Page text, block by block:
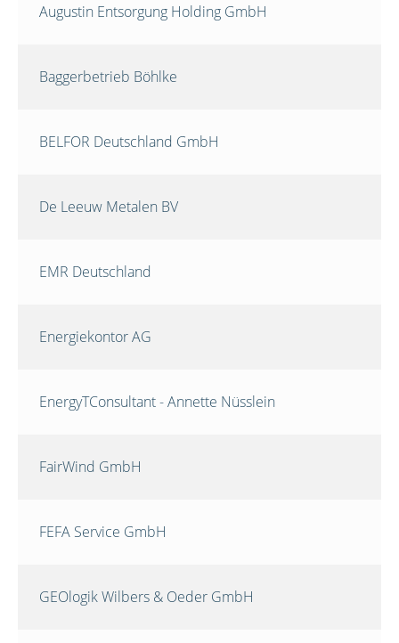
Augustin Entsorgung Holding GmbH
Baggerbetrieb Böhlke
BELFOR Deutschland GmbH
De Leeuw Metalen BV
EMR Deutschland
Energiekontor AG
EnergyTConsultant - Annette Nüsslein
FairWind GmbH
FEFA Service GmbH
GEOlogik Wilbers & Oeder GmbH